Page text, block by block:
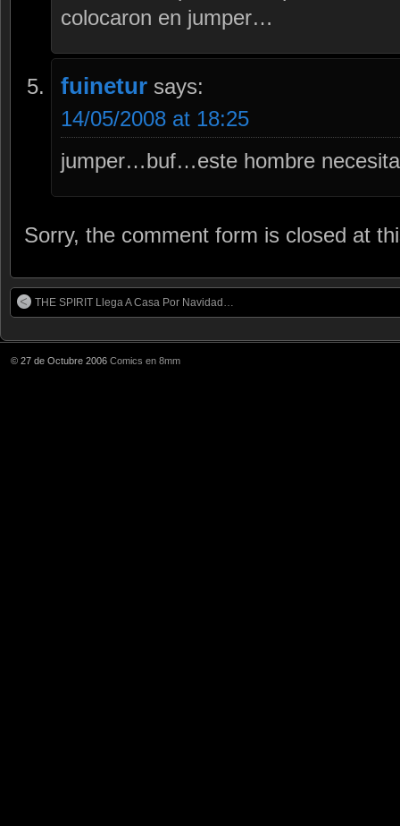
colocaron en jumper…
fuinetur says:
14/05/2008 at 18:25
jumper…buf…este hombre
Sorry, the comment form is closed at
THE SPIRIT Llega A Casa Por Navidad…
© 27 de Octubre 2006 Comics en 8mm